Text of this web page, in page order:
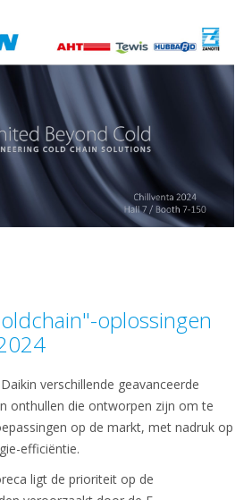
oplossingen
verschillende geavanceerde
onthullen die ontworpen zijn om te
op de markt, met nadruk op
efficiëntie.
ligt de prioriteit op de